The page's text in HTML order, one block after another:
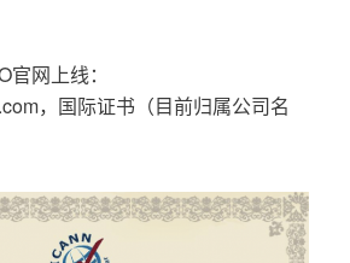
网上线：
，国际证书（目前归属公司名